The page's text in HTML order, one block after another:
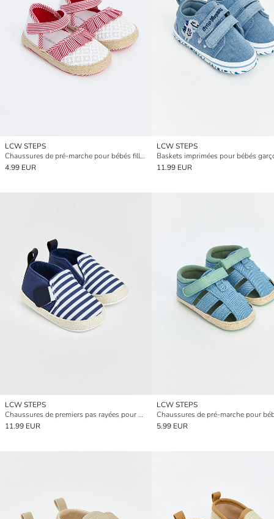
LCW STEPS
Chaussures de pré-marche pour bébés filles à semelle en paille
4.99 EUR
LCW STEPS
Baskets imprimées pour bébés
11.99 EUR
LCW STEPS
Chaussures de premiers pas rayées pour bébé garçon
11.99 EUR
LCW STEPS
5.99 EUR